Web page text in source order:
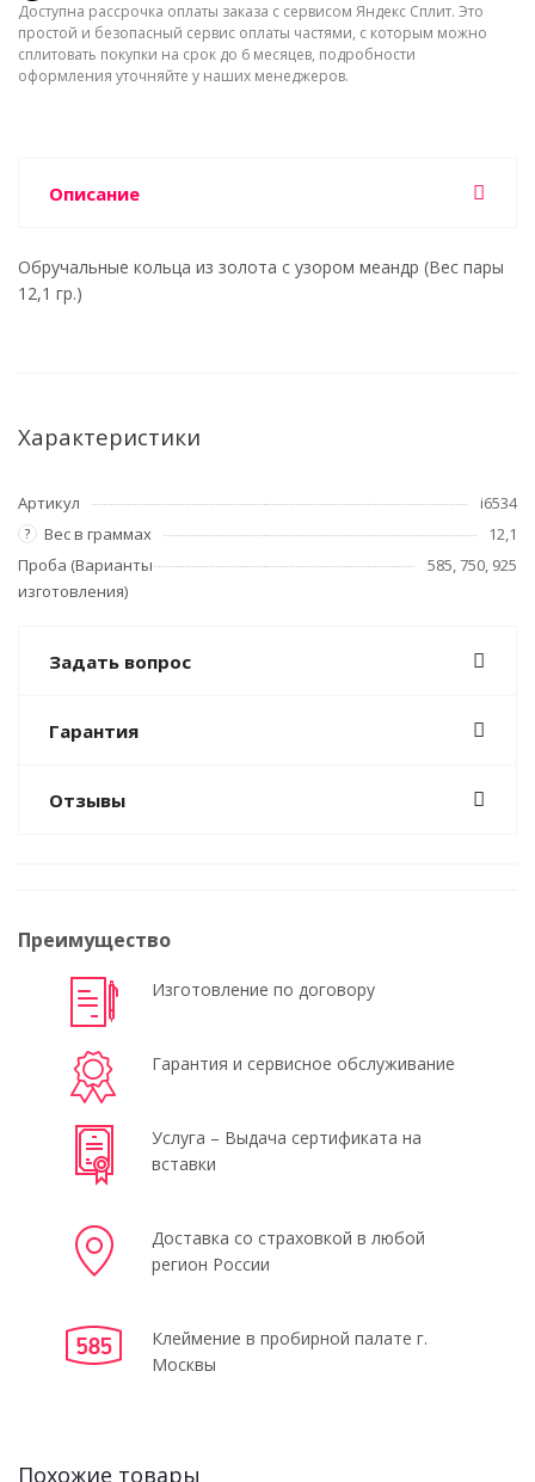
Доступна рассрочка оплаты заказа с сервисом Яндекс Сплит. Это
простой и безопасный сервис оплаты частями, с которым можно
сплитовать покупки на срок до 6 месяцев, подробности
оформления уточняйте у наших менеджеров.
Описание
Обручальные кольца из золота с узором меандр (Вес пары
12,1 гр.)
Характеристики
Артикул i6534
? Вес в граммах
12,1
Проба (Варианты
изготовления)
585, 750, 925
Задать вопрос
Гарантия
Отзывы
Преимущество
Изготовление по договору
Гарантия и сервисное обслуживание
Услуга – Выдача сертификата на
вставки
Доставка со страховкой в любой
регион России
Клеймение в пробирной палате г.
Москвы
Похожие товары